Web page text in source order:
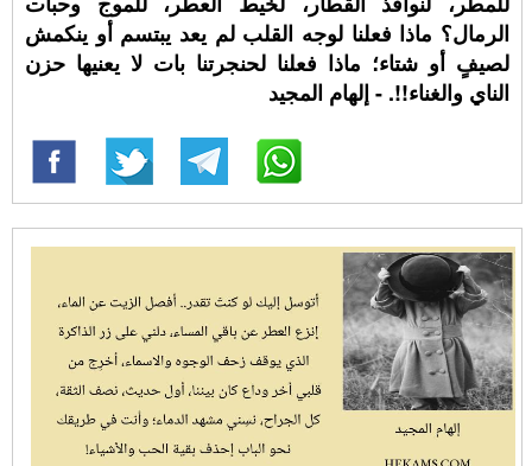
الرمال؟ ماذا فعلنا لوجه القلب لم يعد يبتسم أو ينكمش
لصيفٍ أو شتاء؛ ماذا فعلنا لحنجرتنا بات لا يعنيها حزن
الناي والغناء!!. - إلهام المجيد